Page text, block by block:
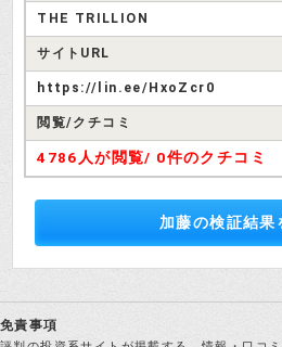
THE TRILLION
サイトURL
https://lin.ee/HxoZcr0
閲覧/クチコミ
4786人が閲覧/ 0件のクチコミ
加藤の検証結果
免責事項